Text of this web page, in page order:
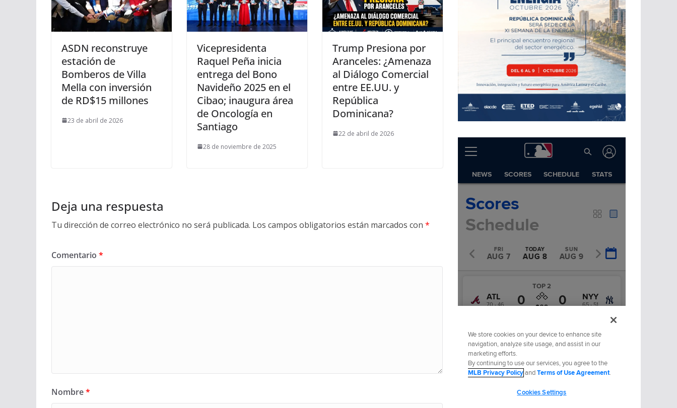
ASDN reconstruye
estación de
Bomberos de Villa
Mella con inversión
de RD$15 millones
23 de abril de 2026
Vicepresidenta
Raquel Peña inicia
entrega del Bono
Navideño 2025 en el
Cibao; inaugura área
de Oncología en
Santiago
28 de noviembre de 2025
Trump Presiona por
Aranceles: ¿Amenaza
al Diálogo Comercial
entre EE.UU. y
República
Dominicana?
22 de abril de 2026
Deja una respuesta
Tu dirección de correo electrónico no será publicada. Los campos obligatorios están marcados con *
Comentario *
Nombre*